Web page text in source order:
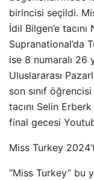
birincisi seçildi.
İdil Bilgen’e
Supranational’da
ise 8 numaralı 26
Uluslararası
son sınıf
tacını Selin
final gecesi
Miss Turkey
“Miss Turkey” bu